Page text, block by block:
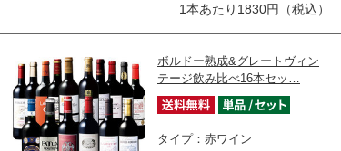
1本あたり1830円（税込）
ボルドー熟成&グレートヴィン
テージ飲み比べ16本セッ…
タイプ：赤ワイン